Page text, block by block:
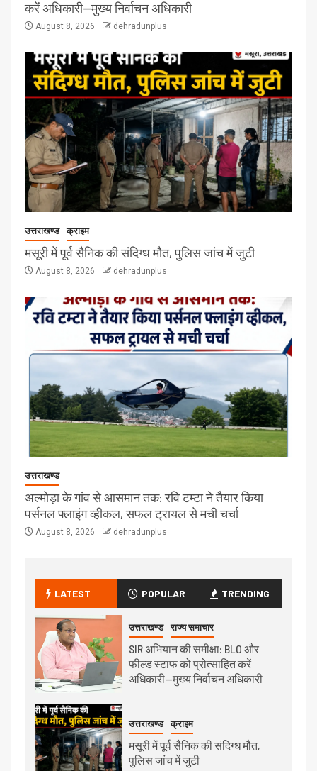
करें अधिकारी—मुख्य निर्वाचन अधिकारी
August 8, 2026 dehradunplus
उत्तराखण्ड क्राइम
मसूरी में पूर्व सैनिक की संदिग्ध मौत, पुलिस जांच में जुटी
August 8, 2026 dehradunplus
उत्तराखण्ड
अल्मोड़ा के गांव से आसमान तक: रवि टम्टा ने तैयार किया
पर्सनल फ्लाइंग व्हीकल, सफल ट्रायल से मची चर्चा
August 8, 2026 dehradunplus
LATEST POPULAR TRENDING
उत्तराखण्ड राज्य समाचार
SIR अभियान की समीक्षा: BLO और
फील्ड स्टाफ को प्रोत्साहित करें
अधिकारी—मुख्य निर्वाचन अधिकारी
उत्तराखण्ड क्राइम
मसूरी में पूर्व सैनिक की संदिग्ध मौत,
पुलिस जांच में जुटी